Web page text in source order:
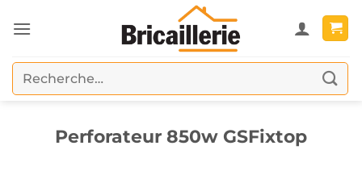
au
Recherche
pour :
Perforateur 850w GSFixtop